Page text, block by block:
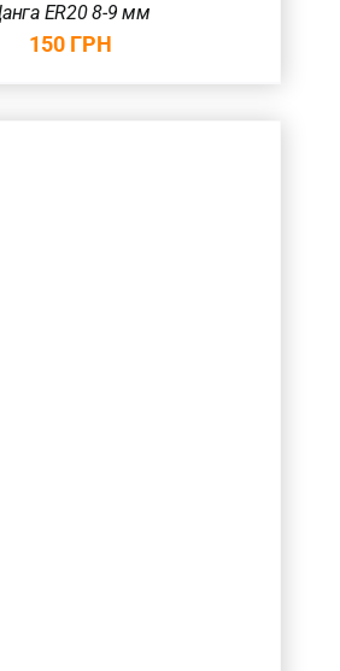
ER20 8-9 мм
150 ГРН